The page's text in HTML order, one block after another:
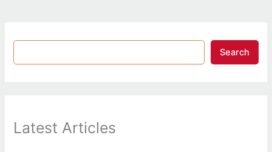
Search
Latest Articles